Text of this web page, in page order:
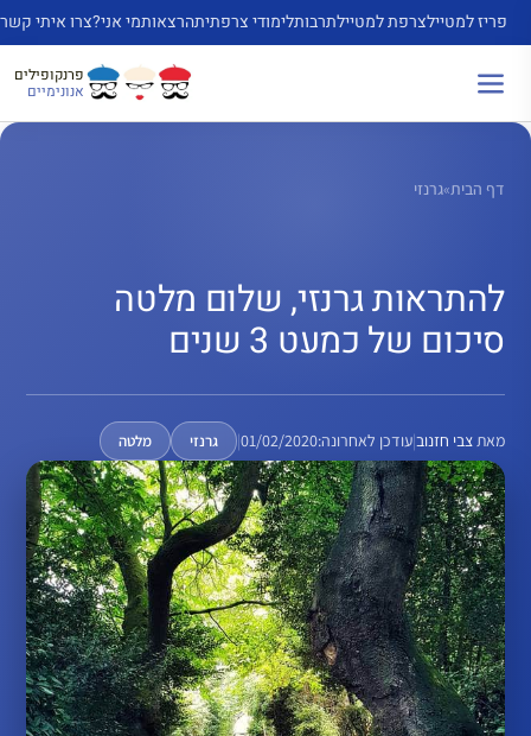
לדלג
לתוכן
פריז למטיילצרפת למטיילתרבותלימודי צרפתיתהרצאותמי אני?צרו איתי קשר
פרנקופילים
אנונימיים
דף הבית»גרנזי
להתראות גרנזי, שלום מלטה
סיכום של כמעט 3 שנים
מאתצבי חזנוב|עודכן לאחרונה:01/02/2020
| גרנזי מלטה